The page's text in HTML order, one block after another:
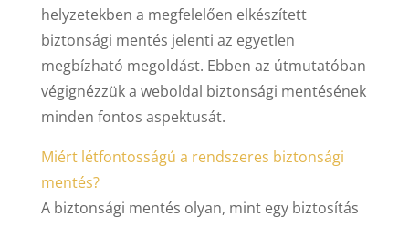
helyzetekben a megfelelően elkészített
biztonsági mentés jelenti az egyetlen
megbízható megoldást. Ebben az útmutatóban
végignézzük a weboldal biztonsági mentésének
minden fontos aspektusát.
Miért létfontosságú a rendszeres biztonsági
mentés?
A biztonsági mentés olyan, mint egy biztosítás